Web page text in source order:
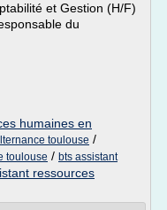
et Gestion (H/F)
du
humaines en
toulouse /
toulouse / bts assistant
ressources